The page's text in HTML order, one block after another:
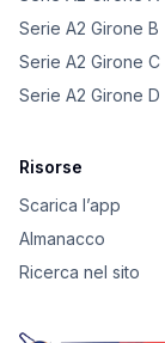
Serie A2 Girone B
Serie A2 Girone C
Serie A2 Girone D
Risorse
Scarica l’app
Almanacco
Ricerca nel sito